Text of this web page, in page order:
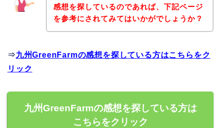
感想を探しているのであれば、下記ページ
を参考にされてみてはいかがでしょうか？
⇒九州GreenFarmの感想を探している方はこちらをク
リック
九州GreenFarmの感想を探している方は
こちらをクリック